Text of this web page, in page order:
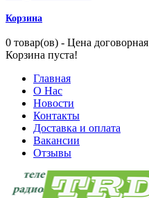
Корзина
0 товар(ов) - Цена договорная
Корзина пуста!
Главная
О Нас
Новости
Контакты
Доставка и оплата
Вакансии
Отзывы